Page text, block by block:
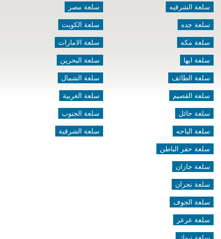
سلعة الشرقيه
سلعة جده
سلعة مكه
سلعة ابها
سلعة الطائف
سلعة القصيم
سلعة حائل
سلعة الباحه
سلعة حفر الباطن
سلعة جازان
سلعة نجران
سلعة الجوف
سلعة عرعر
سلعة مصر
سلعة الكويت
سلعة الامارات
سلعة البحرين
سلعة الشمال
سلعة الغربية
سلعة الجنوب
سلعة الشرقية